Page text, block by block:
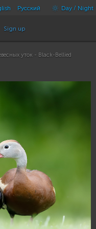
Русский Day / Night
Sign up
уток - Black-Bellied